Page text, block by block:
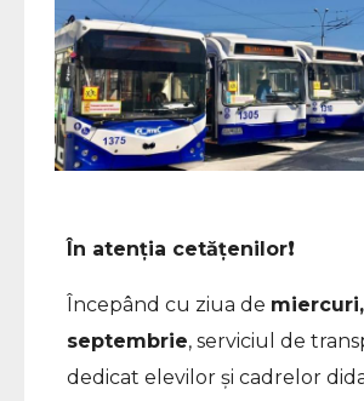
În atenția cetățenilor❗️
Începând cu ziua de
septembrie, serviciul de
dedicat elevilor și cadrelor